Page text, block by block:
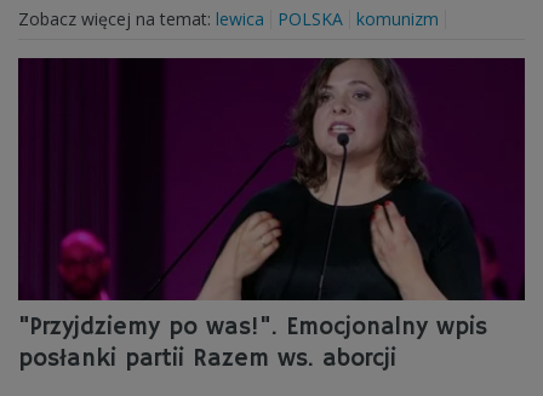
Zobacz więcej na temat: lewica POLSKA komunizm
"Przyjdziemy po was!". Emocjonalny wpis
posłanki partii Razem ws. aborcji